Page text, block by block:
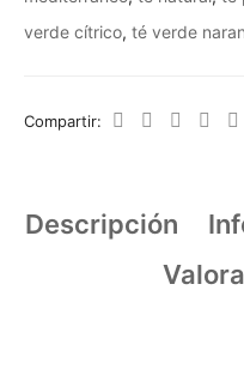
verde cítrico, té verde
Compartir:
Descripción